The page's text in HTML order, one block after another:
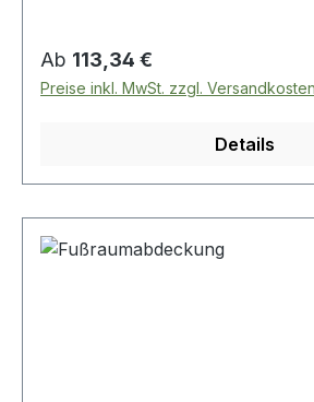
Regulärer Preis:
Ab 113,34 €
Preise inkl. MwSt. zzgl. Versandkosten
Details